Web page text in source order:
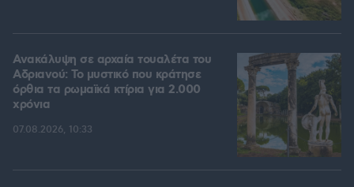
Ανακάλυψη σε αρχαία τουαλέτα του
Αδριανού: Το μυστικό που κράτησε
όρθια τα ρωμαϊκά κτίρια για 2.000
χρόνια
07.08.2026, 10:33